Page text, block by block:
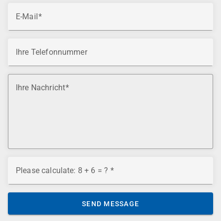
E-Mail
Ihre Telefonnummer
Ihre Nachricht
Please calculate: 8 + 6 = ?
SEND MESSAGE